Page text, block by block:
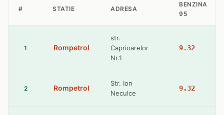
# STATIE ADRESA
BENZINA
95
1 Rompetrol
str.
Caprioarelor
Nr.1
9.32
2 Rompetrol
Str. Ion
Neculce
9.32